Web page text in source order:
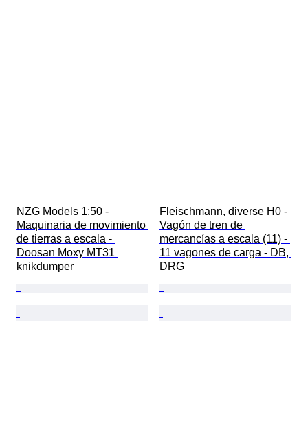
NZG Models 1:50 -
Maquinaria de movimiento
de tierras a escala -
Doosan Moxy MT31
knikdumper
Fleischmann, diverse H0 -
Vagón de tren de
mercancías a escala (11) -
11 vagones de carga - DB,
DRG